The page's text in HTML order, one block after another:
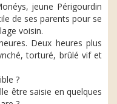
jeune Périgourdin
de ses parents pour se
voisin.
Deux heures plus
torturé, brûlé vif et
?
être saisie en quelques